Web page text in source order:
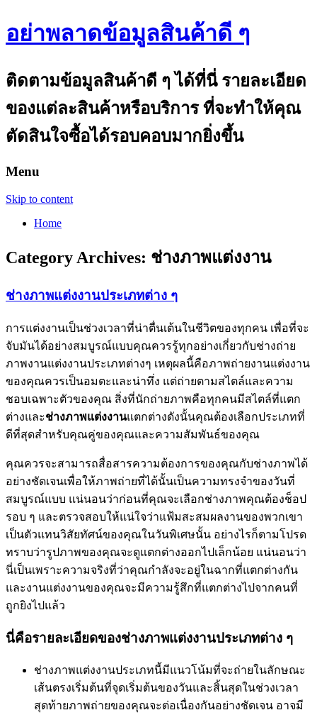
อย่าพลาดข้อมูลสินค้าดี ๆ
ติดตามข้อมูลสินค้าดี ๆ ได้ที่นี่ รายละเอียด
ของแต่ละสินค้าหรือบริการ ที่จะทำให้คุณ
ตัดสินใจซื้อได้รอบคอบมากยิ่งขึ้น
Menu
Skip to content
Home
Category Archives: ช่างภาพแต่งงาน
ช่างภาพแต่งงานประเภทต่าง ๆ
การแต่งงานเป็นช่วงเวลาที่น่าตื่นเต้นในชีวิตของทุกคน เพื่อที่จะ
จับมันได้อย่างสมบูรณ์แบบคุณควรรู้ทุกอย่างเกี่ยวกับช่างถ่าย
ภาพงานแต่งงานประเภทต่างๆ เหตุผลนี้คือภาพถ่ายงานแต่งงาน
ของคุณควรเป็นอมตะและน่าทึ่ง แต่ถ่ายตามสไตล์และความ
ชอบเฉพาะตัวของคุณ สิ่งที่นักถ่ายภาพคือทุกคนมีสไตล์ที่แตก
ต่างและช่างภาพแต่งงานแตกต่างดังนั้นคุณต้องเลือกประเภทที่
ดีที่สุดสำหรับคุณคู่ของคุณและความสัมพันธ์ของคุณ
คุณควรจะสามารถสื่อสารความต้องการของคุณกับช่างภาพได้
อย่างชัดเจนเพื่อให้ภาพถ่ายที่ได้นั้นเป็นความทรงจำของวันที่
สมบูรณ์แบบ แน่นอนว่าก่อนที่คุณจะเลือกช่างภาพคุณต้องช็อป
รอบ ๆ และตรวจสอบให้แน่ใจว่าแฟ้มสะสมผลงานของพวกเขา
เป็นตัวแทนวิสัยทัศน์ของคุณในวันพิเศษนั้น อย่างไรก็ตามโปรด
ทราบว่ารูปภาพของคุณจะดูแตกต่างออกไปเล็กน้อย แน่นอนว่า
นี่เป็นเพราะความจริงที่ว่าคุณกำลังจะอยู่ในฉากที่แตกต่างกัน
และงานแต่งงานของคุณจะมีความรู้สึกที่แตกต่างไปจากคนที่
ถูกยิงไปแล้ว
นี่คือรายละเอียดของช่างภาพแต่งงานประเภทต่าง ๆ
ช่างภาพแต่งงานประเภทนี้มีแนวโน้มที่จะถ่ายในลักษณะ
เส้นตรงเริ่มต้นที่จุดเริ่มต้นของวันและสิ้นสุดในช่วงเวลา
สุดท้ายภาพถ่ายของคุณจะต่อเนื่องกันอย่างชัดเจน อาจมี